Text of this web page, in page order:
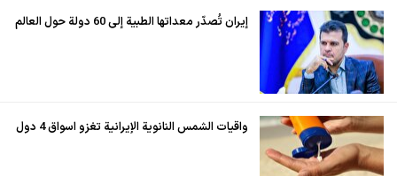
إيران تُصدّر معداتها الطبية إلى 60 دولة حول العالم
واقيات الشمس النانوية الإيرانية تغزو اسواق 4 دول